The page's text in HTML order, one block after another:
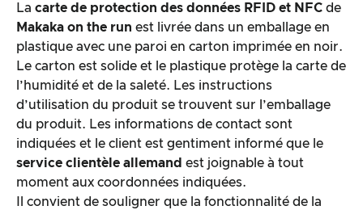
La carte de protection des données RFID et NFC de
Makaka on the run est livrée dans un emballage en
plastique avec une paroi en carton imprimée en noir.
Le carton est solide et le plastique protège la carte de
l’humidité et de la saleté. Les instructions
d’utilisation du produit se trouvent sur l’emballage
du produit. Les informations de contact sont
indiquées et le client est gentiment informé que le
service clientèle allemand est joignable à tout
moment aux coordonnées indiquées.
Il convient de souligner que la fonctionnalité de la